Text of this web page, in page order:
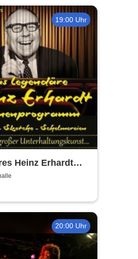
19:00 Uhr
Heinz Erhardt
- Gedichte
Schelmereien
20:00 Uhr